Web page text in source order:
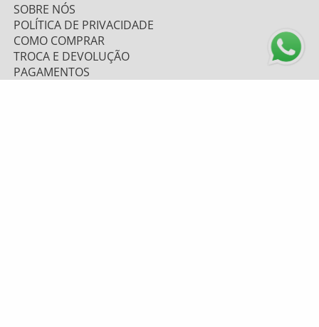
SOBRE NÓS
POLÍTICA DE PRIVACIDADE
COMO COMPRAR
TROCA E DEVOLUÇÃO
PAGAMENTOS